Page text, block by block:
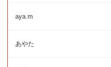
aya.m
あやた